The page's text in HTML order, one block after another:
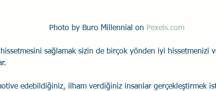
Photo by Buro Millennial on Pexels.com
hissetmesini sağlamak sizin de birçok yönden iyi hissetmenizi
motive edebildiğiniz, ilham verdiğiniz insanlar gerçekleştirmek